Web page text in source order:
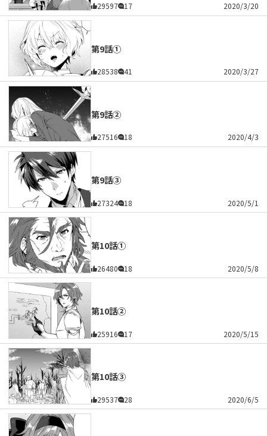
29597 17 2020/3/20
第9話①
28538 41 2020/3/27
第9話②
27516 18 2020/4/3
第9話③
27324 18 2020/5/1
第10話①
26480 18 2020/5/8
第10話②
25916 17 2020/5/15
第10話③
29537 28 2020/6/5